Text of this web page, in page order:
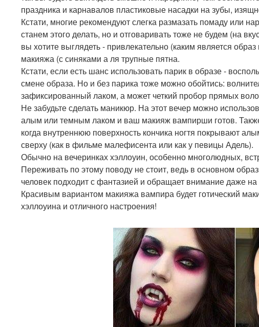
праздника и карнавалов пластиковые насадки на зубы,
Кстати, многие рекомендуют слегка размазать помаду или
станем этого делать, но и отговаривать тоже не будем (на
вы хотите выглядеть - привлекательно (каким является
макияжа (с синяками а ля трупные пятна.
Кстати, если есть шанс использовать парик в образе -
смене образа. Но и без парика тоже можно обойтись:
зафиксированный лаком, а может четкий пробор прямых
Не забудьте сделать маникюр. На этот вечер можно
алым или темным лаком и ваш макияж вампирши готов.
когда внутреннюю поверхность кончика ногтя покрывают
сверху (как в фильме малефисента или как у певицы Адель).
Обычно на вечеринках хэллоуин, особенно многолюдных,
Переживать по этому поводу не стоит, ведь в основном
человек подходит с фантазией и обращает внимание даже
Красивым вариантом макияжа вампира будет готический
хэллоуина и отличного настроения!